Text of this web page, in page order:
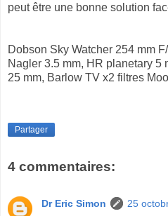
peut être une bonne solution
Dobson Sky Watcher 254 mm
Nagler 3.5 mm, HR planetary 5
25 mm, Barlow TV x2 filtres
Partager
4 commentaires:
Dr Eric Simon
25